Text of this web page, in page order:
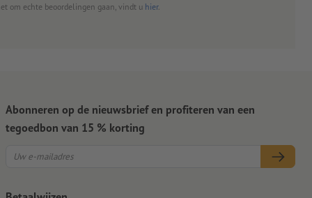
om echte beoordelingen gaan, vindt u hier.
Abonneren op de nieuwsbrief en profiteren van een
tegoedbon van 15 % korting